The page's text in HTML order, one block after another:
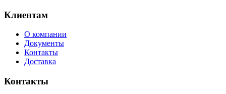
Клиентам
О компании
Документы
Контакты
Доставка
Контакты